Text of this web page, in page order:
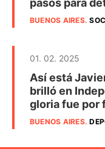
pasos para
BUENOS AIRES.
01. 02. 2025
Así está
brilló en
gloria fue por
BUENOS AIRES.